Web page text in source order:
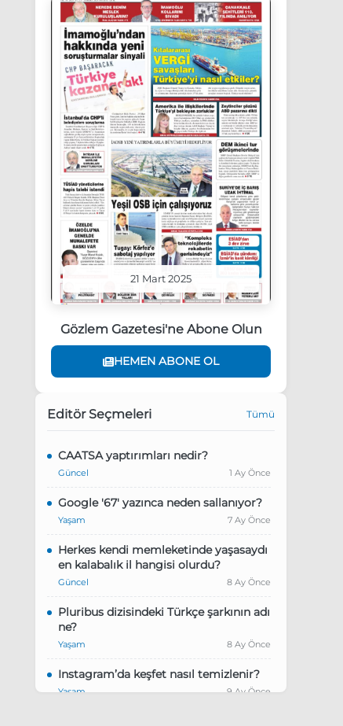
21 Mart 2025
Gözlem Gazetesi'ne Abone Olun
HEMEN ABONE OL
Editör Seçmeleri Tümü
CAATSA yaptırımları nedir?
Güncel 1 Ay Önce
Google '67' yazınca neden sallanıyor?
Yaşam 7 Ay Önce
Herkes kendi memleketinde yaşasaydı
en kalabalık il hangisi olurdu?
Güncel 8 Ay Önce
Pluribus dizisindeki Türkçe şarkının adı
ne?
Yaşam 8 Ay Önce
Instagram’da keşfet nasıl temizlenir?
Yaşam 9 Ay Önce